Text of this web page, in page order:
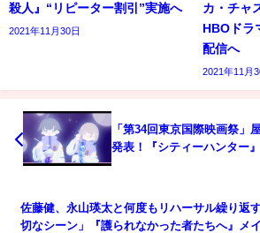
殺人』“リピーター割引”実施へ
2021年11月30日
カ・チャ
HBOドラ
配信へ
2021年11月
「第34回東京国際映画祭」
発表！『シティーハンター
佐藤健、永山瑛太と何度もリハーサル繰り返
切なシーン」『護られなかった者たちへ』メ